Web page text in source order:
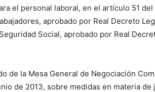
el personal laboral, en el artículo 51 del
aprobado por Real Decreto
Social, aprobado por Real
de la Mesa General de Negociación
de 2013, sobre medidas en materia de